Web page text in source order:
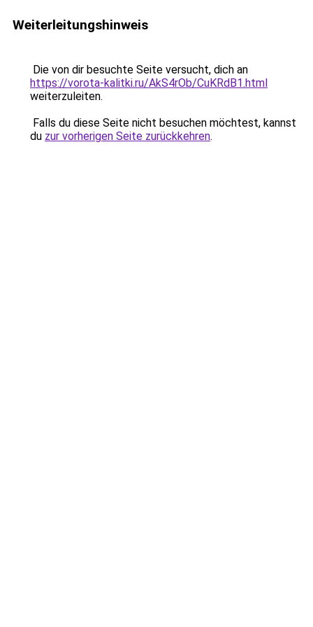
Weiterleitungshinweis
Die von dir besuchte Seite versucht, dich an
https://vorota-kalitki.ru/AkS4rOb/CuKRdB1.html
weiterzuleiten.
Falls du diese Seite nicht besuchen möchtest, kannst
du zur vorherigen Seite zurückkehren.